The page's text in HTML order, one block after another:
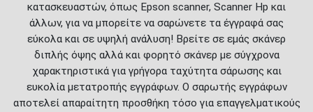
κατασκευαστών, όπως Epson scanner, Scanner Hp και
άλλων, για να μπορείτε να σαρώνετε τα έγγραφά σας
εύκολα και σε υψηλή ανάλυση! Βρείτε σε εμάς σκάνερ
διπλής όψης αλλά και φορητό σκάνερ με σύγχρονα
χαρακτηριστικά για γρήγορα ταχύτητα σάρωσης και
ευκολία μετατροπής εγγράφων. Ο σαρωτής εγγράφων
αποτελεί απαραίτητη προσθήκη τόσο για επαγγελματικούς